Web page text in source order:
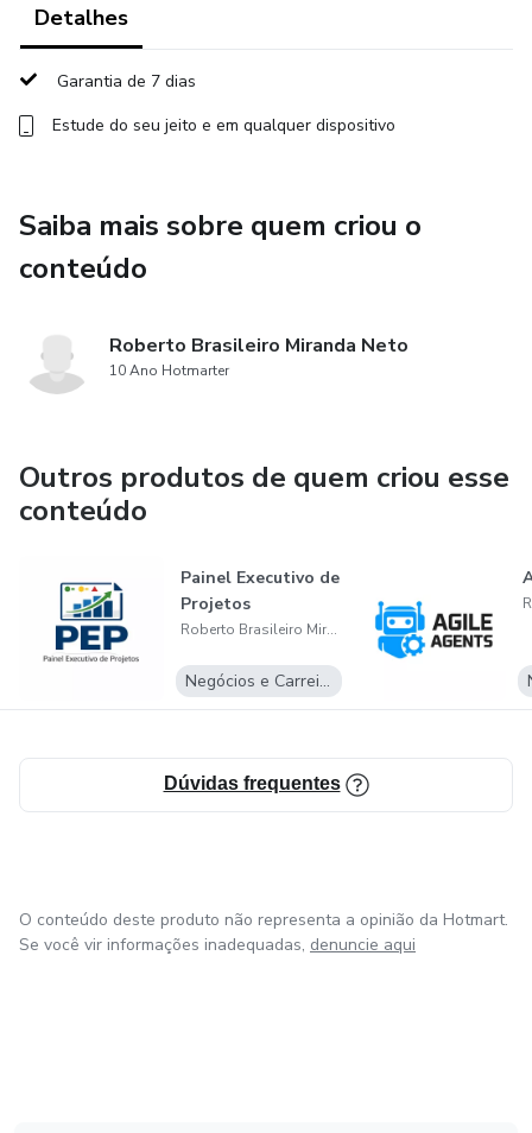
uma estrutura de envio para IA que transforma os dados
em análise crítica e plano de ação, sem depender de
achismo ou reunião para descobrir o óbvio.
Você passa a ter:
métricas de fluxo que ajudam na tomada de decisão,
mais clareza para status report,
operação.
Não é só uma planilha.
É uma forma de sair da gestão baseada em opinião e
começar a conduzir o projeto com dado, contexto e direção.
Em menos de 30 minutos, você sai do caos para uma visão
mais clara do que precisa ser tratado agora.
versão mais “vendedora” para a Hotmart, ou uma mais
sóbria e profissional.
Detalhes
Garantia de 7 dias
Estude do seu jeito e em qualquer dispositivo
Saiba mais sobre quem criou o
conteúdo
Roberto Brasileiro Miranda Neto
10 Ano Hotmarter
Outros produtos de quem criou esse
conteúdo
Painel Executivo de
Projetos
Roberto Brasileiro Miranda Neto
Negócios e Carreira
Dúvidas frequentes
O conteúdo deste produto não representa a opinião da Hotmart.
Se você vir informações inadequadas, denuncie aqui